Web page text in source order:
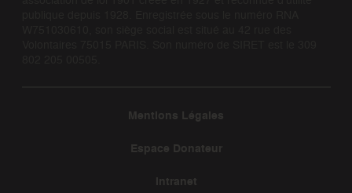
Mentions Légales
Espace Donateur
Intranet